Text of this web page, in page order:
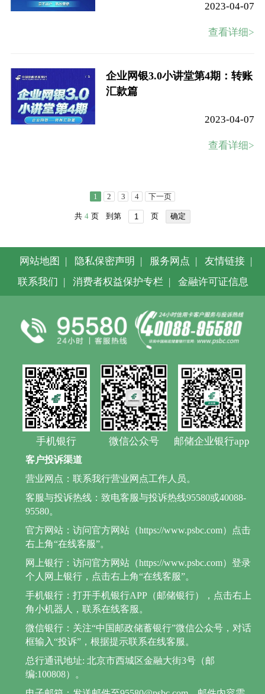
2023-04-07
查看详细>
企业网银3.0小讲堂第4期：转账
汇款篇
2023-04-07
查看详细>
1 2 3 4 下一页
共 4 页 到第 页 确定
网站地图 隐私保密声明 服务网点 友情链接
联系我们
消费者权益保护专栏 金融许可证信息
手机银行 微信公众号 邮储企业银行app
客户投诉渠道
营业网点：联系我行营业网点工作人员。
客服与投诉热线：致电客服与投诉热线95580或40088-
95580。
官方网站：访问官方网站（https://www.psbc.com）点击
右上角“在线客服”。
网上银行：访问官方网站（https://www.psbc.com）登录
个人网上银行，点击右上角“在线客服”。
手机银行：打开手机银行APP（邮储银行），点击右上
角小机器人，联系在线客服。
微信银行：关注“中国邮政储蓄银行”微信公众号，对话
框输入“投诉”，根据提示联系在线客服。
总行通讯地址: 北京市西城区金融大街3号（邮
编:100808）。